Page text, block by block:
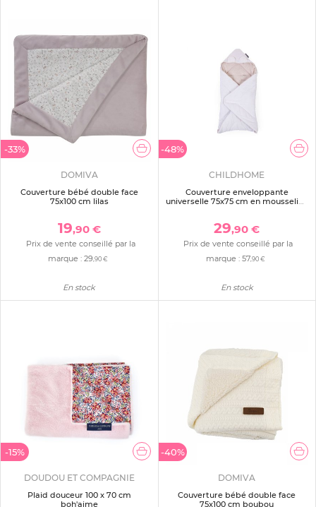
-33%
DOMIVA
Couverture bébé double face
75x100 cm lilas
19,90 €
Prix de vente conseillé par la
marque : 29 ,90 €
En stock
-48%
CHILDHOME
Couverture enveloppante
universelle 75x75 cm en mousseline
29,90 €
Prix de vente conseillé par la
marque : 57,90 €
En stock
-15%
DOUDOU ET COMPAGNIE
Plaid douceur 100 x 70 cm
boh'aime
-40%
DOMIVA
Couverture bébé double face
75x100 cm boubou